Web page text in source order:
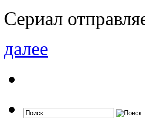
Сериал
далее